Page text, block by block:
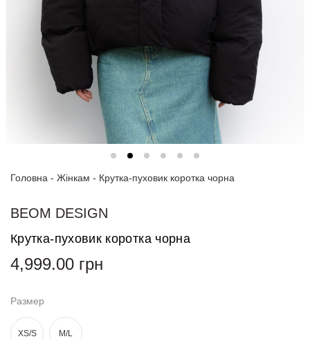
Спортивні
костюми
Толстовки
світшоти
сорочки
Сукні
Піджаки
та
Футболки
та поло
Джинси
та
брюки
Головна - Жінкам - Крутка-пуховик коротка чорна
BEOM DESIGN
Крутка-пуховик коротка чорна
4,999.00 грн
Размер
XS/S M/L